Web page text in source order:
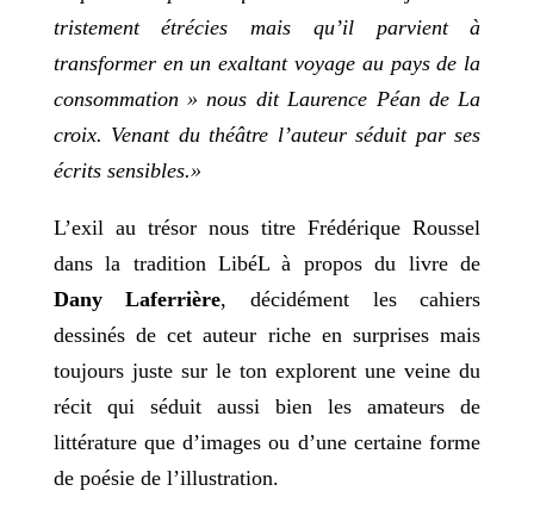
tristement étrécies mais qu’il parvient à
transformer en un exaltant voyage au pays de la
consommation » nous dit Laurence Péan de La
croix. Venant du théâtre l’auteur séduit par ses
écrits sensibles.»
L’exil au trésor nous titre Frédérique Roussel
dans la tradition LibéL à propos du livre de
Dany Laferrière, décidément les cahiers
dessinés de cet auteur riche en surprises mais
toujours juste sur le ton explorent une veine du
récit qui séduit aussi bien les amateurs de
littérature que d’images ou d’une certaine forme
de poésie de l’illustration.